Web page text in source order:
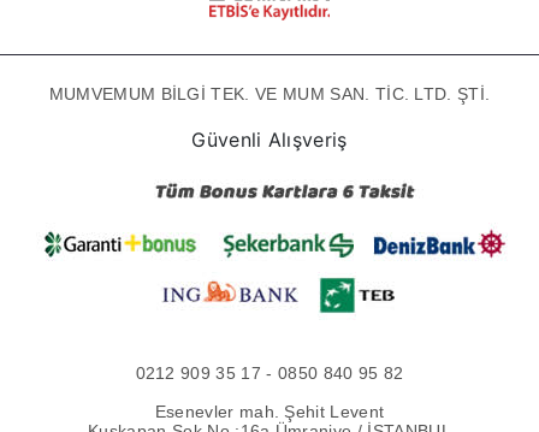
MUMVEMUM BİLGİ TEK. VE MUM SAN. TİC. LTD. ŞTİ.
Güvenli Alışveriş
0212 909 35 17 - 0850 840 95 82
Esenevler mah. Şehit Levent